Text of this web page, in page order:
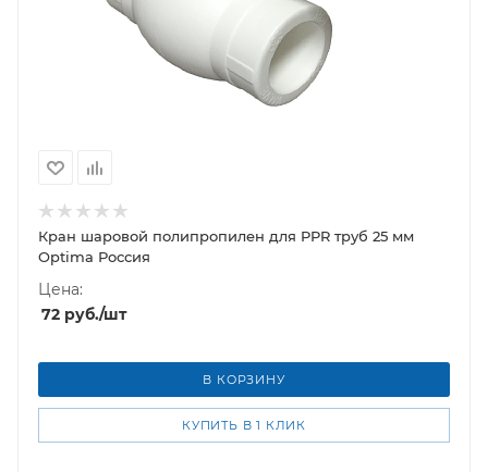
Кран шаровой полипропилен для PPR труб 25 мм
Optima Россия
Цена:
72 руб./шт
В КОРЗИНУ
КУПИТЬ В 1 КЛИК